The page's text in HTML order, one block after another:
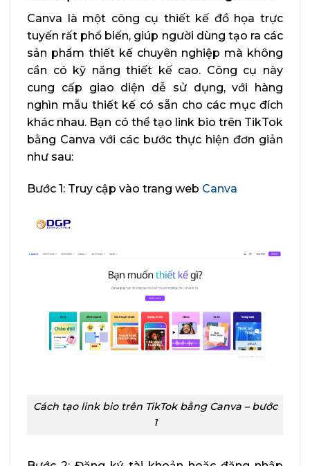
Canva là một công cụ thiết kế đồ họa trực
tuyến rất phổ biến, giúp người dùng tạo ra các
sản phẩm thiết kế chuyên nghiệp mà không
cần có kỹ năng thiết kế cao. Công cụ này
cung cấp giao diện dễ sử dụng, với hàng
nghìn mẫu thiết kế có sẵn cho các mục đích
khác nhau. Bạn có thể tạo link bio trên TikTok
bằng Canva với các bước thực hiện đơn giản
như sau:
Bước 1: Truy cập vào trang web Canva
Cách tạo link bio trên TikTok bằng Canva – bước
1